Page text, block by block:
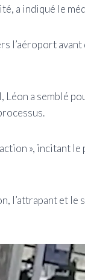
a indiqué le
l’aéroport
a semblé
», incitant
l’attrapant et le